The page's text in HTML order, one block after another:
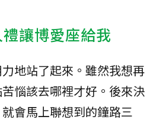
讓博愛座給我
力地站了起來。雖然我想再
惱該去哪裡才好。後來決
會馬上聯想到的鐘路三